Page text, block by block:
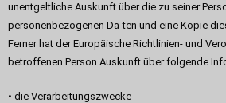
unentgeltliche Auskunft über die zu seiner
personenbezogenen Da-ten und eine Kopie
Ferner hat der Europäische Richtlinien- und
betroffenen Person Auskunft über folgende
• die Verarbeitungszwecke